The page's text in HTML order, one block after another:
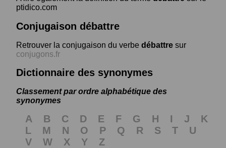
ptidico.com
Conjugaison débattre
Retrouver la conjugaison du verbe débattre sur
conjugons.fr
Dictionnaire des synonymes
Classement par ordre alphabétique des
synonymes
A B C D E F G H I J
K
L
M N O P Q R S T
U
V
W X Y
Z